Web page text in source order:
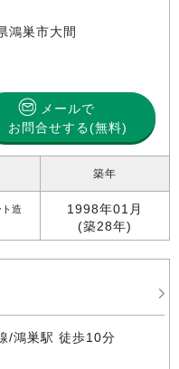
鴻巣市大間
メールで
お問合せする(無料)
造
築年
1998年01月
(築28年)
/鴻巣駅 徒歩10分